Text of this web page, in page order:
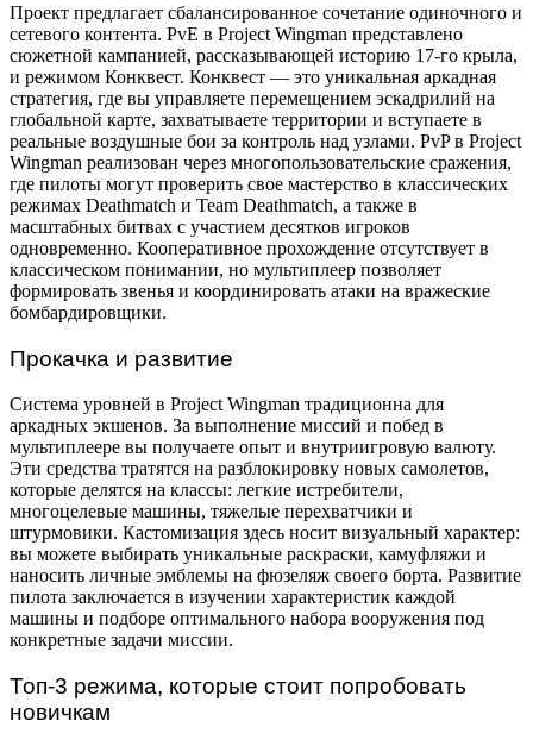
Проект предлагает сбалансированное сочетание одиночного и
сетевого контента. PvE в Project Wingman представлено
сюжетной кампанией, рассказывающей историю 17-го крыла,
и режимом Конквест. Конквест — это уникальная аркадная
стратегия, где вы управляете перемещением эскадрилий на
глобальной карте, захватываете территории и вступаете в
реальные воздушные бои за контроль над узлами. PvP в Project
Wingman реализован через многопользовательские сражения,
где пилоты могут проверить свое мастерство в классических
режимах Deathmatch и Team Deathmatch, а также в
масштабных битвах с участием десятков игроков
одновременно. Кооперативное прохождение отсутствует в
классическом понимании, но мультиплеер позволяет
формировать звенья и координировать атаки на вражеские
бомбардировщики.
Прокачка и развитие
Система уровней в Project Wingman традиционна для
аркадных экшенов. За выполнение миссий и побед в
мультиплеере вы получаете опыт и внутриигровую валюту.
Эти средства тратятся на разблокировку новых самолетов,
которые делятся на классы: легкие истребители,
многоцелевые машины, тяжелые перехватчики и
штурмовики. Кастомизация здесь носит визуальный характер:
вы можете выбирать уникальные раскраски, камуфляжи и
наносить личные эмблемы на фюзеляж своего борта. Развитие
пилота заключается в изучении характеристик каждой
машины и подборе оптимального набора вооружения под
конкретные задачи миссии.
Топ-3 режима, которые стоит попробовать
новичкам